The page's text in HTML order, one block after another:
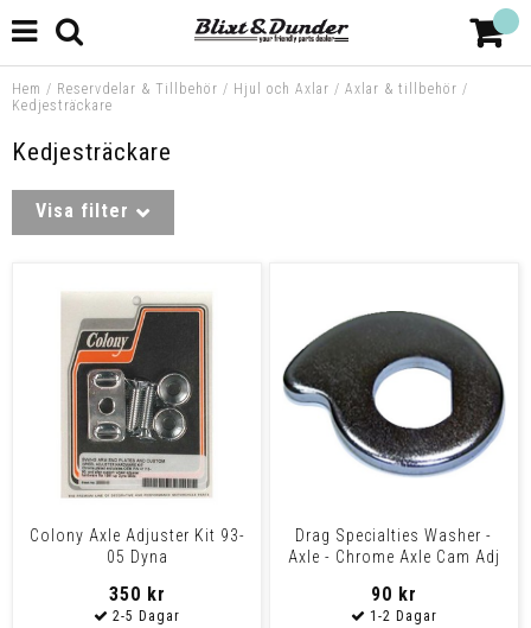
Hem / Reservdelar & Tillbehör / Hjul och Axlar / Axlar & tillbehör /
Kedjesträckare
Kedjesträckare
Visa filter
Colony Axle Adjuster Kit 93-
05 Dyna
350 kr
Drag Specialties Washer -
Axle - Chrome Axle Cam Adj
90 kr